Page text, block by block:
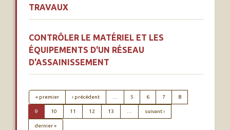
TRAVAUX
CONTRÔLER LE MATÉRIEL ET LES
ÉQUIPEMENTS D'UN RÉSEAU
D'ASSAINISSEMENT
« premierPremière page
‹ précédentPage précédente
5 6 7 8
9 10 11 12 13 suivant ›Page suivante
dernier »Dernière page